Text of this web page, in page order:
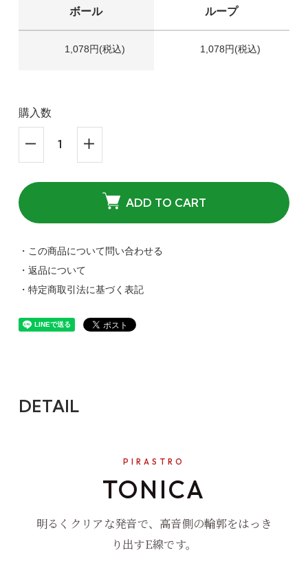
ボール ループ
1,078円(税込) 1,078円(税込)
購入数
ADD TO CART
・この商品について問い合わせる
・返品について
・特定商取引法に基づく表記
DETAIL
PIRASTRO
TONICA
明るくクリアな発音で、高音側の輪郭をはっき
り出すE線です。